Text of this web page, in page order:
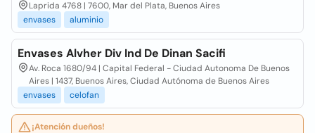
Laprida 4768 | 7600, Mar del Plata, Buenos Aires
envases
aluminio
Envases Alvher Div Ind De Dinan Sacifi
Av. Roca 1680/94 | Capital Federal - Ciudad Autonoma De Buenos
Aires | 1437, Buenos Aires, Ciudad Autónoma de Buenos Aires
envases
celofan
¡Atención dueños!